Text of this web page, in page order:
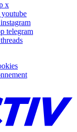
x
telegram